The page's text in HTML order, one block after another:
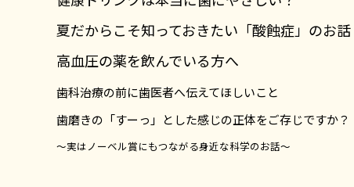
夏だからこそ知っておきたい「酸蝕症」のお話
高血圧の薬を飲んでいる方へ
歯科治療の前に歯医者へ伝えてほしいこと
歯磨きの「すーっ」とした感じの正体をご存じですか？
～実はノーベル賞にもつながる身近な科学のお話～